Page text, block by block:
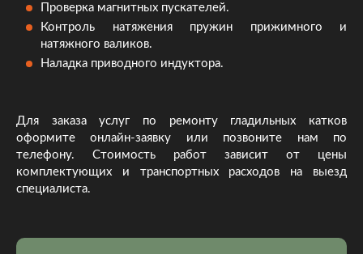
Проверка магнитных пускателей.
Контроль натяжения пружин прижимного и
натяжного валиков.
Наладка приводного индуктора.
Для заказа услуг по ремонту гладильных катков
оформите онлайн-заявку или позвоните нам по
телефону. Стоимость работ зависит от цены
комплектующих и транспортных расходов на выезд
специалиста.